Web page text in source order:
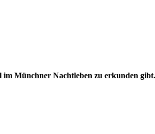
Münchner Nachtleben zu erkunden